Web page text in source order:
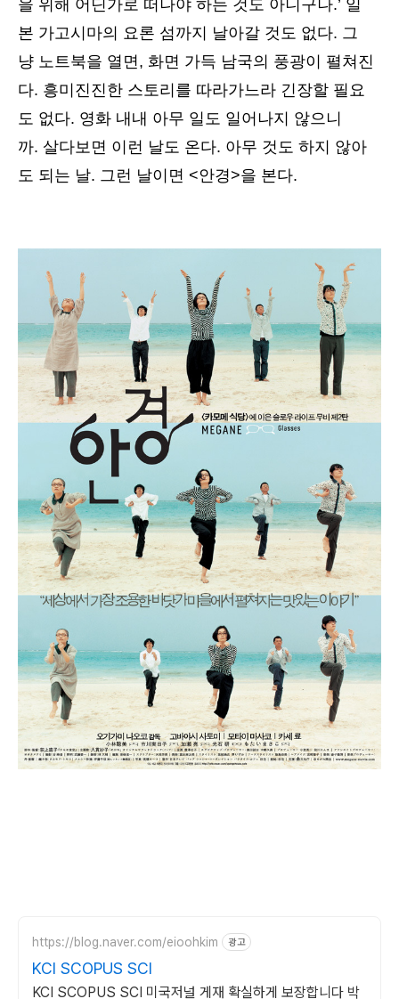
을 위해 어딘가로 떠나야 하는 것도 아니구나.’ 일
본 가고시마의 요론 섬까지 날아갈 것도 없다. 그
냥 노트북을 열면, 화면 가득 남국의 풍광이 펼쳐진
다. 흥미진진한 스토리를 따라가느라 긴장할 필요
도 없다. 영화 내내 아무 일도 일어나지 않으니
까. 살다보면 이런 날도 온다. 아무 것도 하지 않아
도 되는 날. 그런 날이면 <안경>을 본다.
https://blog.naver.com/eioohkim 광고
KCI SCOPUS SCI
KCI SCOPUS SCI 미국저널 게재 확실하게 보장합니다 박